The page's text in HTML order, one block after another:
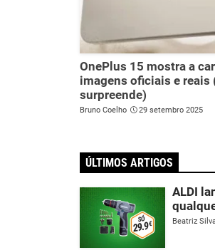
OnePlus 15 mostra a
imagens oficiais e reais
surpreende)
Bruno Coelho 29 setembro 2025
ÚLTIMOS ARTIGOS
ALDI
Beatriz